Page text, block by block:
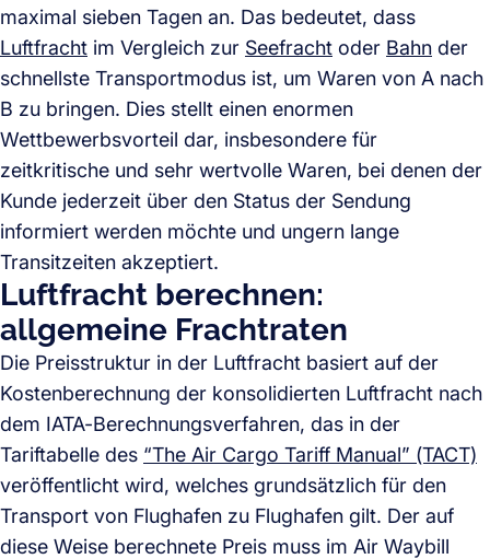
maximal sieben Tagen an. Das bedeutet, dass
Luftfracht im Vergleich zur Seefracht oder Bahn der
schnellste Transportmodus ist, um Waren von A nach
B zu bringen. Dies stellt einen enormen
Wettbewerbsvorteil dar, insbesondere für
zeitkritische und sehr wertvolle Waren, bei denen der
Kunde jederzeit über den Status der Sendung
informiert werden möchte und ungern lange
Transitzeiten akzeptiert.
Luftfracht berechnen:
allgemeine Frachtraten
Die Preisstruktur in der Luftfracht basiert auf der
Kostenberechnung der konsolidierten Luftfracht nach
dem IATA-Berechnungsverfahren, das in der
Tariftabelle des “The Air Cargo Tariff Manual” (TACT)
veröffentlicht wird, welches grundsätzlich für den
Transport von Flughafen zu Flughafen gilt. Der auf
diese Weise berechnete Preis muss im Air Waybill